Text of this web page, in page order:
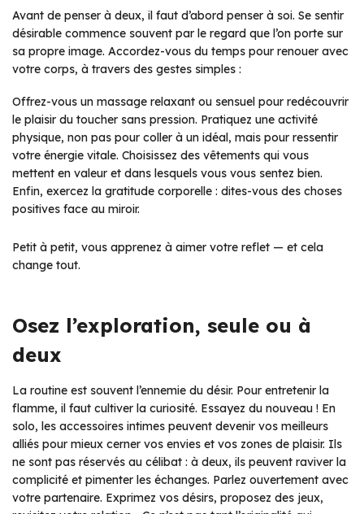
Avant de penser à deux, il faut d’abord penser à soi. Se sentir
désirable commence souvent par le regard que l’on porte sur
sa propre image. Accordez-vous du temps pour renouer avec
votre corps, à travers des gestes simples :
Offrez-vous un massage relaxant ou sensuel pour redécouvrir
le plaisir du toucher sans pression. Pratiquez une activité
physique, non pas pour coller à un idéal, mais pour ressentir
votre énergie vitale. Choisissez des vêtements qui vous
mettent en valeur et dans lesquels vous vous sentez bien.
Enfin, exercez la gratitude corporelle : dites-vous des choses
positives face au miroir.
Petit à petit, vous apprenez à aimer votre reflet — et cela
change tout.
Osez l’exploration, seule ou à
deux
La routine est souvent l’ennemie du désir. Pour entretenir la
flamme, il faut cultiver la curiosité. Essayez du nouveau ! En
solo, les accessoires intimes peuvent devenir vos meilleurs
alliés pour mieux cerner vos envies et vos zones de plaisir. Ils
ne sont pas réservés au célibat : à deux, ils peuvent raviver la
complicité et pimenter les échanges. Parlez ouvertement avec
votre partenaire. Exprimez vos désirs, proposez des jeux,